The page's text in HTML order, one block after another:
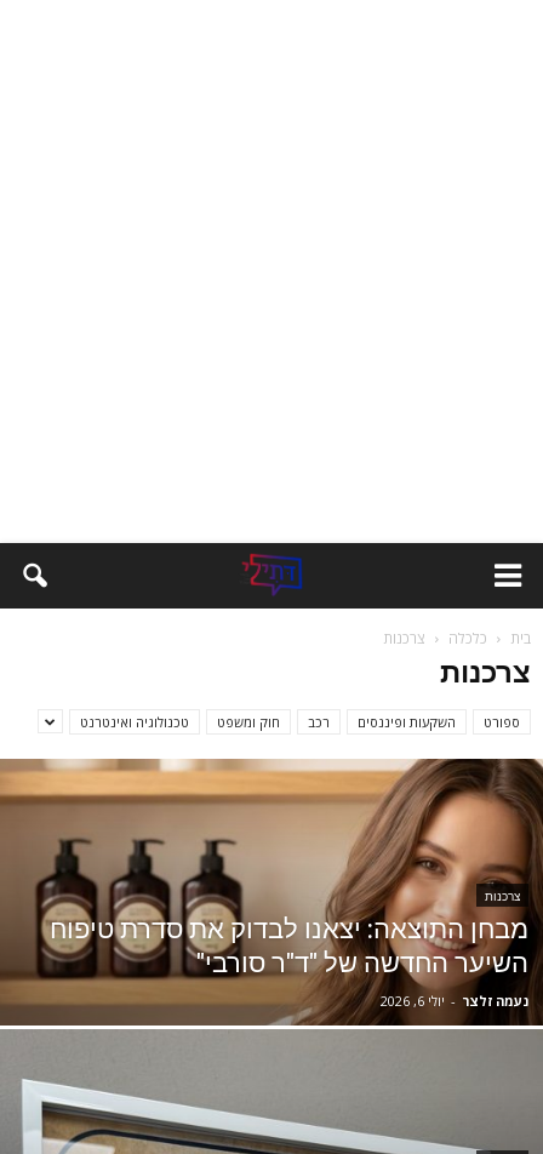
בית כלכלה צרכנות
צרכנות
ספורט השקעות ופיננסים רכב חוק ומשפט טכנולוגיה ואינטרנט
צרכנות
מבחן התוצאה: יצאנו לבדוק את סדרת טיפוח
השיער החדשה של "ד"ר סורבי"
נעמה זלצר - יולי 6, 2026